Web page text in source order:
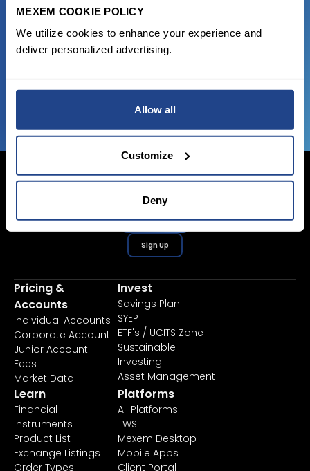
MEXEM COOKIE POLICY
We utilize cookies to enhance your experience and
deliver personalized advertising.
Allow all
Customize
Deny
Start trading with the full package, from
state of the art platform to free tool and
favorable transaction fees.
JOIN US NOW
Login Now
Sign Up
Pricing &
Accounts
Individual Accounts
Corporate Account
Junior Account
Fees
Market Data
Invest
Savings Plan
SYEP
ETF's / UCITS Zone
Sustainable
Investing
Asset Management
Learn
Financial
Instruments
Product List
Exchange Listings
Order Types
Platforms
All Platforms
TWS
Mexem Desktop
Mobile Apps
Client Portal